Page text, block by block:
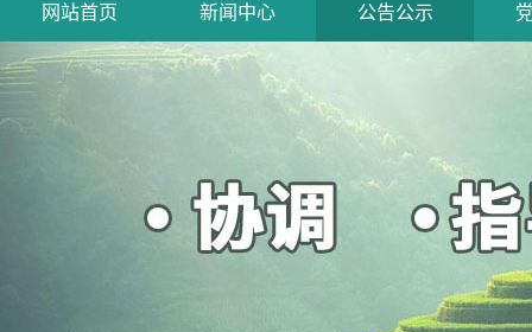
网站首页 新闻中心 公告公示